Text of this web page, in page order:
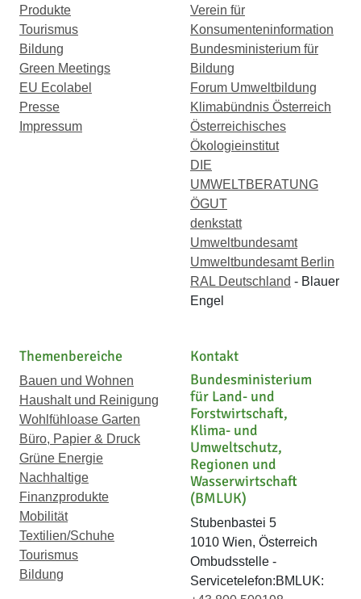
Produkte
Tourismus
Bildung
Green Meetings
EU Ecolabel
Presse
Impressum
Verein für
Konsumenteninformation
Bundesministerium für
Bildung
Forum Umweltbildung
Klimabündnis Österreich
Österreichisches
Ökologieinstitut
DIE
UMWELTBERATUNG
ÖGUT
denkstatt
Umweltbundesamt
Umweltbundesamt Berlin
RAL Deutschland - Blauer
Engel
Themenbereiche
Bauen und Wohnen
Haushalt und Reinigung
Wohlfühloase Garten
Büro, Papier & Druck
Grüne Energie
Nachhaltige
Finanzprodukte
Mobilität
Textilien/Schuhe
Tourismus
Bildung
Kontakt
Bundesministerium
für Land- und
Forstwirtschaft,
Klima- und
Umweltschutz,
Regionen und
Wasserwirtschaft
(BMLUK)
Stubenbastei 5
1010 Wien, Österreich
Ombudsstelle -
Servicetelefon:BMLUK: